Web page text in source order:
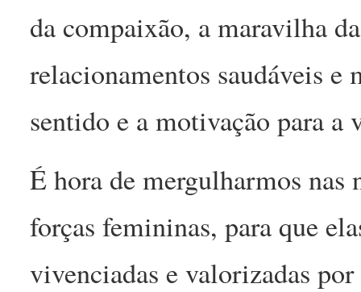
da compaixão, a maravilha
relacionamentos saudáveis e
sentido e a motivação para a
É hora de mergulharmos nas
forças femininas, para que
vivenciadas e valorizadas